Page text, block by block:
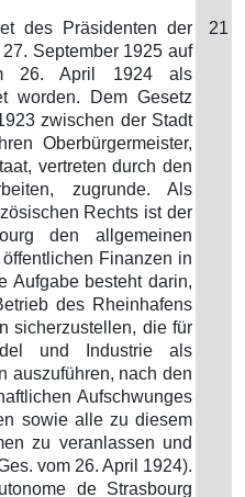
des Präsidenten der
September 1925 auf
26. April 1924 als
worden. Dem Gesetz
zwischen der Stadt
Oberbürgermeister,
vertreten durch den
zugrunde. Als
Rechts ist der
den allgemeinen
Finanzen in
Aufgabe besteht darin,
des Rheinhafens
sicherzustellen, die für
und Industrie als
auszuführen, nach den
Aufschwunges
sowie alle zu diesem
zu veranlassen und
vom 26. April 1924).
de Strasbourg
21